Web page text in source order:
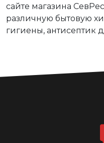
сайте магазина
различную бытовую
гигиены, антисептик